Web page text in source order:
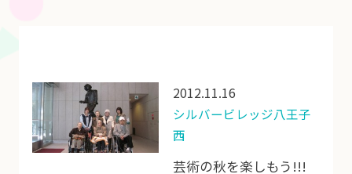
2012.11.16
シルバービレッジ八王子
西
芸術の秋を楽しもう!!!